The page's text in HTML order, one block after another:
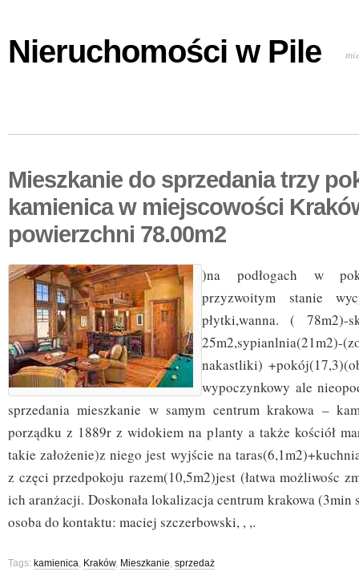
Nieruchomości w Pile
Mieszkanie do sprzedania trzy
kamienica w miejscowości
powierzchni 78.00m2
)na podłogach w
przyzwoitym stanie
płytki,wanna. ( 78m2)-
nakastliki)
wypoczynkowy ale
sprzedania mieszkanie w samym centrum krakowa –
porządku z 1889r z widokiem na planty a także kościół
takie założenie)z niego jest wyjście na
z częci przedpokoju razem(10,5m2)jest (łatwa możliwośc
ich aranżacji. Doskonała lokalizacja centrum krakowa
osoba do kontaktu: maciej szczerbowski, , ,.
Tags: kamienica, Kraków, Mieszkanie, sprzedaż